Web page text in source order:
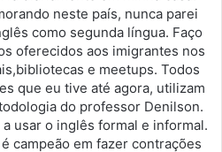
neste país, nunca parei
como segunda língua. Faço
oferecidos aos imigrantes nos
e meetups. Todos
que eu tive até agora, utilizam
do professor Denilson.
usar o inglês formal e informal.
campeão em fazer contrações